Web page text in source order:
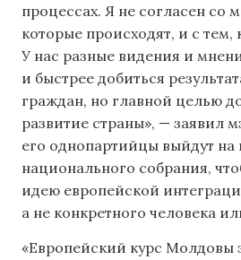
процессах. Я не согласен со
которые происходят, и с тем,
У нас разные видения и
и быстрее добиться
граждан, но главной целью
развитие страны», — заявил
его однопартийцы выйдут
национального собрания,
идею европейской
а не конкретного человека
«Европейский курс Молдовы